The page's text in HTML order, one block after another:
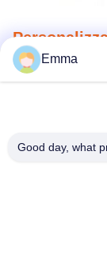
Cerchi un porta
gamma esclusiva
e il design.Il
Viene anche con
45-55 giorni di
Emma
Good day, what